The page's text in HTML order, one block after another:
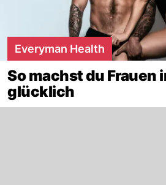
Everyman Health
So machst du Frauen
glücklich